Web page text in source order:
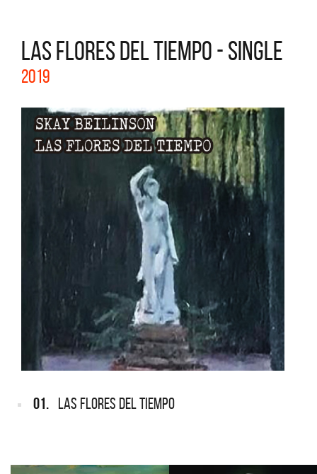
LAS FLORES DEL TIEMPO - SINGLE
2019
01. LAS FLORES DEL TIEMPO